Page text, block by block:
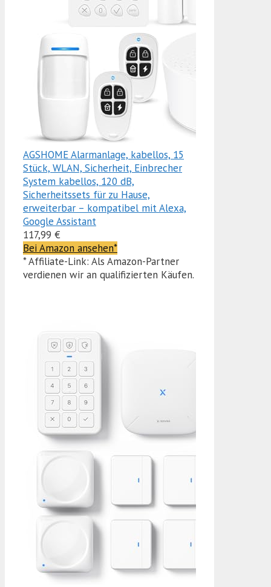
AGSHOME Alarmanlage, kabellos, 15
Stück, WLAN, Sicherheit, Einbrecher
System kabellos, 120 dB,
Sicherheitssets für zu Hause,
erweiterbar – kompatibel mit Alexa,
Google Assistant
117,99 €
Bei Amazon ansehen*
* Affiliate-Link: Als Amazon-Partner
verdienen wir an qualifizierten Käufen.